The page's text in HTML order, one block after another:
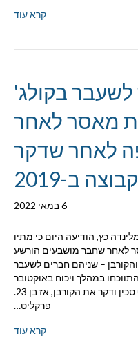
קרא עוד
בקולג'
ל-6 שנות מאסר לאחר
לאחר שדקר
ב-2019
6 במאי 2022
כץ, הודיעה היום כי מתיו
ל-6 שנות מאסר לאחר שחבר מושבעים הורשע
– שניהם חברים לשעבר
במהלך ויכוח באוקטובר
2019. העימות הוביל לכך שהנאשם שלף סכין ודקר את הקורבן, אז בן 23.
פרקליט…
קרא עוד